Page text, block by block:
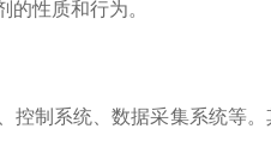
性质和行为。
制系统、数据采集系统等。